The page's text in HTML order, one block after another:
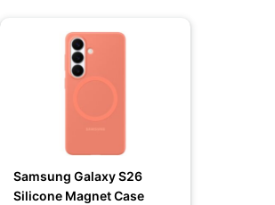
Samsung Galaxy S26
Silicone Magnet Case
109,00 KM.
99,00 KM.